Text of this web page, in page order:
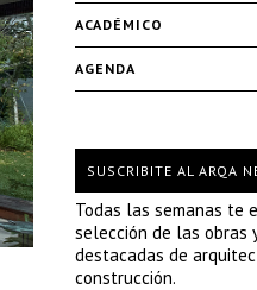
ACADÉMICO
AGENDA
SUSCRIBITE AL ARQA
Todas las semanas te
selección de las obras
destacadas de
construcción.